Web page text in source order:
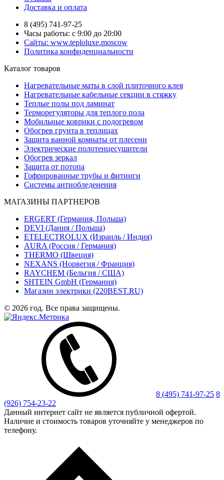
Доставка и оплата
8 (495) 741-97-25
Часы работы: с 9:00 до 20:00
Сайты: www.teploluxe.moscow
Политика конфиденциальности
Каталог товаров
Нагревательные маты в слой плиточного клея
Нагревательные кабельные секции в стяжку
Теплые полы под ламинат
Терморегуляторы для теплого пола
Мобильные коврики с подогревом
Обогрев грунта в теплицах
Защита ванной комнаты от плесени
Электрические полотенцесушители
Обогрев зеркал
Защита от потопа
Гофрированные трубы и фитинги
Системы антиобледенения
МАГАЗИНЫ ПАРТНЕРОВ
ERGERT (Германия, Польша)
DEVI (Дания / Польша)
ETELECTROLUX (Израиль / Индия)
AURA (Россия / Германия)
THERMO (Швеция)
NEXANS (Норвегия / Франция)
RAYCHEM (Бельгия / США)
SHTEIN GmbH (Германия)
Магазин электрики (220BEST.RU)
© 2026 год. Все права защищены.
8 (495) 741-97-25 8
(926) 754-23-22
Данный интернет сайт не является публичной офертой.
Наличие и стоимость товаров уточняйте у менеджеров по
телефону.